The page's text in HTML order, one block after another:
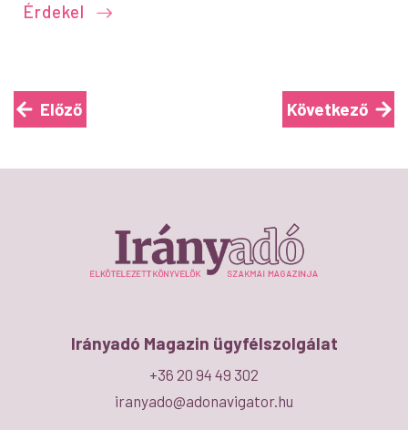
Érdekel
Előző Következő
Irányadó Magazin ügyfélszolgálat
+36 20 94 49 302
iranyado@adonavigator.hu